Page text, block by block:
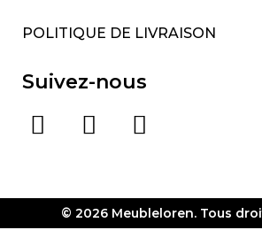
POLITIQUE DE LIVRAISON
Suivez-nous
© 2026 Meubleloren. Tous